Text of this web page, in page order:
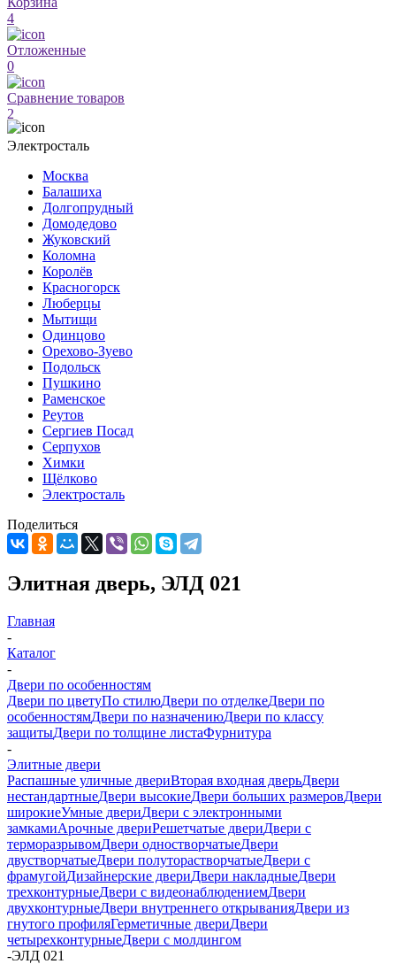
4
Отложенные
0
Сравнение товаров
2
Электросталь
Москва
Балашиха
Долгопрудный
Домодедово
Жуковский
Коломна
Королёв
Красногорск
Люберцы
Мытищи
Одинцово
Орехово-Зуево
Подольск
Пушкино
Раменское
Реутов
Сергиев Посад
Серпухов
Химки
Щёлково
Электросталь
Поделиться
Элитная дверь, ЭЛД 021
Главная
-
Каталог
-
Двери по особенностям
Двери по цветуПо стилюДвери по отделкеДвери по
особенностямДвери по назначениюДвери по классу
защитыДвери по толщине листаФурнитура
-
Элитные двери
Распашные уличные двериВторая входная дверьДвери
нестандартныеДвери высокиеДвери больших размеровДвери
широкиеУмные двериДвери с электронными
замкамиАрочные двериРешетчатые двериДвери с
терморазрывомДвери одностворчатыеДвери
двустворчатыеДвери полуторастворчатыеДвери с
фрамугойДизайнерские двериДвери накладныеДвери
трехконтурныеДвери с видеонаблюдениемДвери
двухконтурныеДвери внутреннего открыванияДвери из
гнутого профиляГерметичные двериДвери
четырехконтурныеДвери с молдингом
-ЭЛД 021